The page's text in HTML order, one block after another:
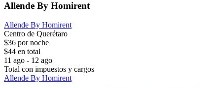
Allende By Homirent
Allende By Homirent
Centro de Querétaro
$36 por noche
$44 en total
11 ago - 12 ago
Total con impuestos y cargos
Allende By Homirent